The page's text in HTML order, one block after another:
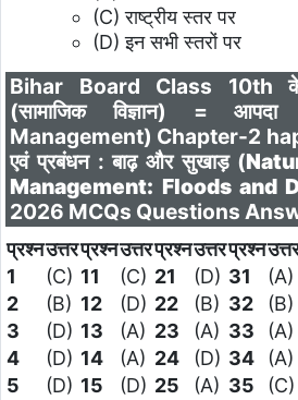
(C) राष्ट्रीय स्तर पर
(D) इन सभी स्तरों पर
Bihar Board Class 10th
(सामाजिक विज्ञान) =
Management) Chapter-2
एवं प्रबंधन : बाढ़ और सुखाड़ (
Management: Floods and
2026 MCQs Questions
प्रश्नउत्तरप्रश्नउत्तरप्रश्नउत्तरप्रश्न
1
(C) 11 (C) 21 (D) 31 (A)
2
(B) 12 (D) 22 (B) 32 (B)
3
(D) 13 (A) 23 (A) 33 (A)
4
(D) 14 (A) 24 (D) 34 (A)
5
(D) 15 (D) 25 (A) 35 (C)